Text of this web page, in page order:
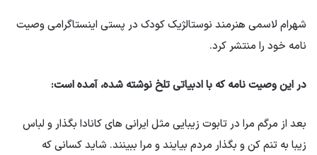
شهرام لاسمی هنرمند نوستالژیک کودک در پستی اینستاگرامی وصیت
نامه خود را منتشر کرد.
در این وصیت نامه که با ادبیاتی تلخ نوشته شده، آمده است:
بعد از مرگم مرا در تابوت زیبایی مثل ایرانی های کانادا بگذار و لباس
زیبا به تنم کن و بگذار مردم بیایند و مرا ببینند. شاید کسانی که